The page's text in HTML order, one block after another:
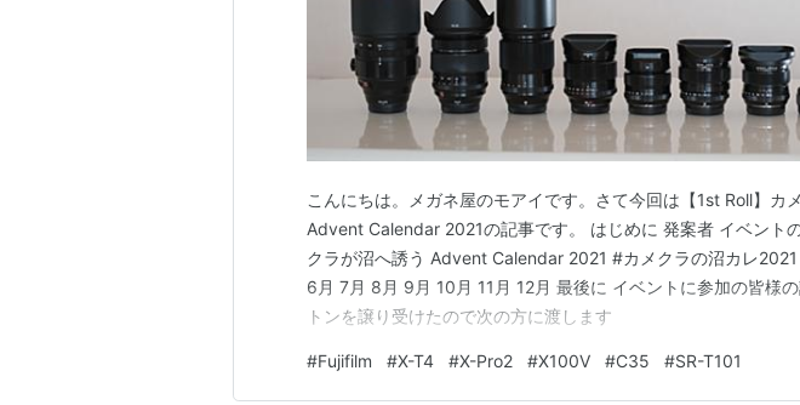
こんにちは。メガネ屋のモアイです。さて今回は【1st Roll】カ
Advent Calendar 2021の記事です。 はじめに 発案者 イベント
クラが沼へ誘う Advent Calendar 2021 #カメクラの沼カレ
6月 7月 8月 9月 10月 11月 12月 最後に イベントに参加の皆様
トンを譲り受けたので次の方に渡します
#Fujifilm #X-T4 #X-Pro2 #X100V #C35 #SR-T101